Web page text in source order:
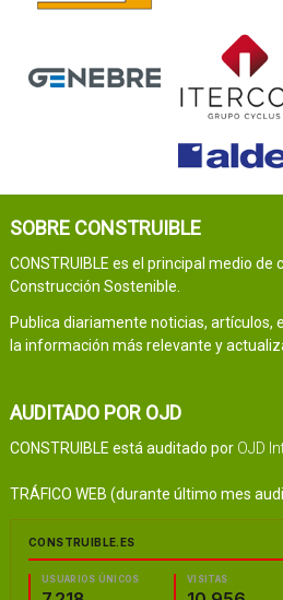
SOBRE CONSTRUIBLE
CONSTRUIBLE es el principal medio
Construcción Sostenible.
Publica diariamente noticias, artículos,
la información más relevante y
AUDITADO POR OJD
CONSTRUIBLE está auditado por OJD
TRÁFICO WEB (durante último mes